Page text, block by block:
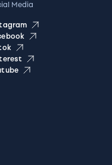
Media